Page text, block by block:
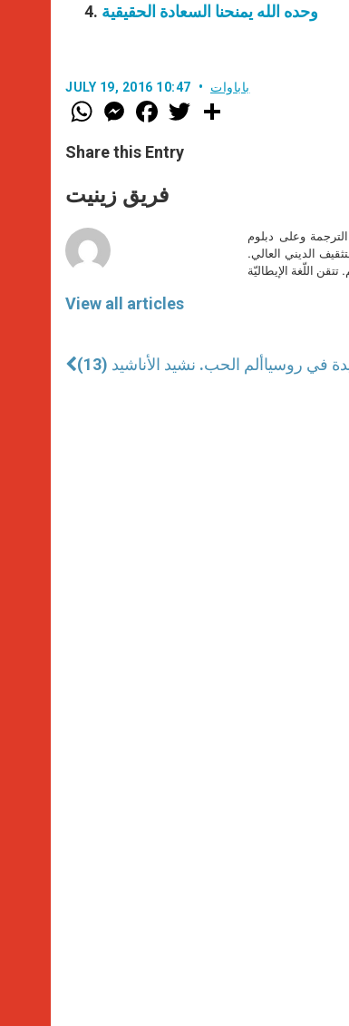
وحده الله يمنحنا السعادة الحقيقية
JULY 19, 2016 10:47 باباوات
W
h
t
s
p
p
M
e
s
e
g
e
F
a
e
b
o
k
w
Share this Entry
فريق زينيت
View all articles
وعلى دبلوم
الديني العالي.
اللّغة الإيطاليّة
(13) ألم الحب. نشيد الأناشيدفي روسيا